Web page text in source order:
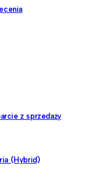
z sprzedaży
(Hybrid)